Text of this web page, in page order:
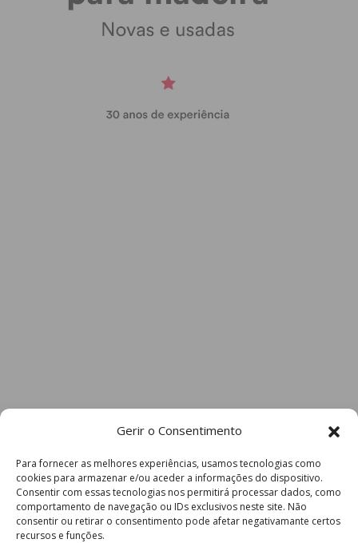
Gerir o Consentimento
Para fornecer as melhores experiências, usamos tecnologias como
cookies para armazenar e/ou aceder a informações do dispositivo.
Consentir com essas tecnologias nos permitirá processar dados, como
comportamento de navegação ou IDs exclusivos neste site. Não
consentir ou retirar o consentimento pode afetar negativamante certos
recursos e funções.